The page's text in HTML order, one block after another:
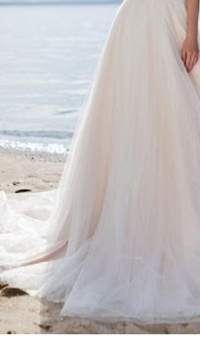
свадебного
Прямое